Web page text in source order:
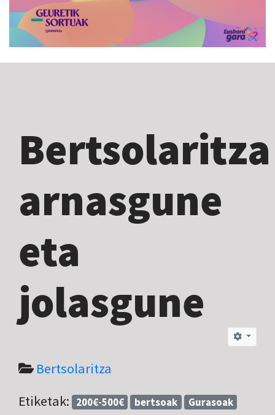
Bertsolaritza
arnasgune
eta
jolasgune
Bertsolaritza
Etiketak: 200€-500€ bertsoak
Gurasoak